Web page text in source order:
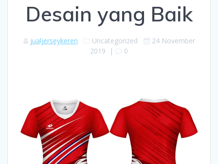
Desain yang Baik
jualjerseykeren Uncategorized
24 November
2019 | 0